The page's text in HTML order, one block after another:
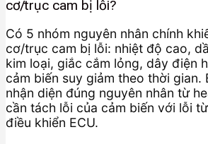
cơ/trục cam bị lỗi?
Có 5 nhóm nguyên nhân chính
cơ/trục cam bị lỗi: nhiệt độ cao,
kim loại, giắc cắm lỏng, dây điện
cảm biến suy giảm theo thời gian.
nhận diện đúng nguyên nhân từ
cần tách lỗi của cảm biến với lỗi
điều khiển ECU.